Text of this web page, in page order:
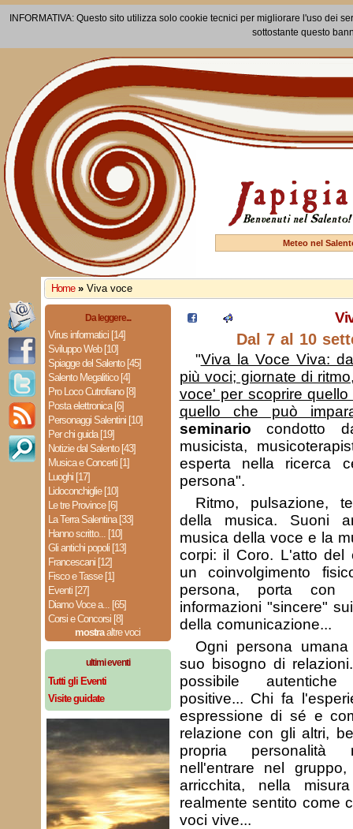
INFORMATIVA: Questo sito utilizza solo cookie tecnici per migliorare l'uso dei
sottostante questo
Meteo nel
Home » Viva voce
Da leggere...
Virus informatici [14]
Sviluppo Web [10]
Spiagge del Salento [45]
Salento Megalitico [4]
Pro Loco Cutrofiano [8]
Posta elettronica [6]
Personaggi Salentini [10]
Per chi guida [19]
Notizie dal Salento [43]
Musica e Concerti [1]
Luoghi [17]
Lidoconchiglie [10]
Le tre Province [6]
La Terra Salentina [33]
Hanno scritto... [10]
Gli antichi popoli [13]
Francescani [12]
Fisco e Tasse [1]
Eventi [27]
Diamo Voce a... [65]
Corsi e Concorsi [8]
mostraaltre voci
ultimi eventi
Tutti gli Eventi
Visite guidate
Dal 7 al 10
"Viva la Voce Viva:
più voci; giornate di
voce' per scoprire
quello che può
seminario condotto
musicista,
esperta nella ricerca
persona".
Ritmo, pulsazione,
della musica. Suoni
musica della voce e la
corpi: il Coro. L'atto del
un coinvolgimento
persona, porta
informazioni "sincere"
della comunicazione...
Ogni persona
suo bisogno di
possibile
positive... Chi fa
espressione di sé e
relazione con gli altri,
propria
nell'entrare nel
arricchita, nella
realmente sentito come
voci vive...